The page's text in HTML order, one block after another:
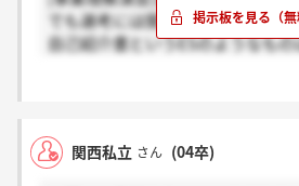
でも選考には関係無いとの事です
自己紹介書というESのようなも
関西もweb試験になるみたいです
内容は…数学に時間がかかったの
関西私立 さん (04卒)